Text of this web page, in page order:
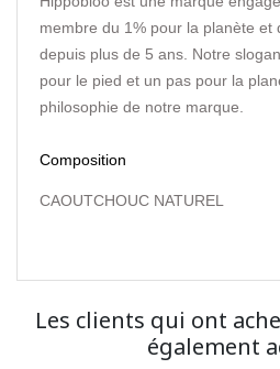
membre du 1% pour la planète et
depuis plus de 5 ans. Notre
pour le pied et un pas pour la
philosophie de notre marque.
Composition
CAOUTCHOUC NATUREL
Les clients qui ont
également